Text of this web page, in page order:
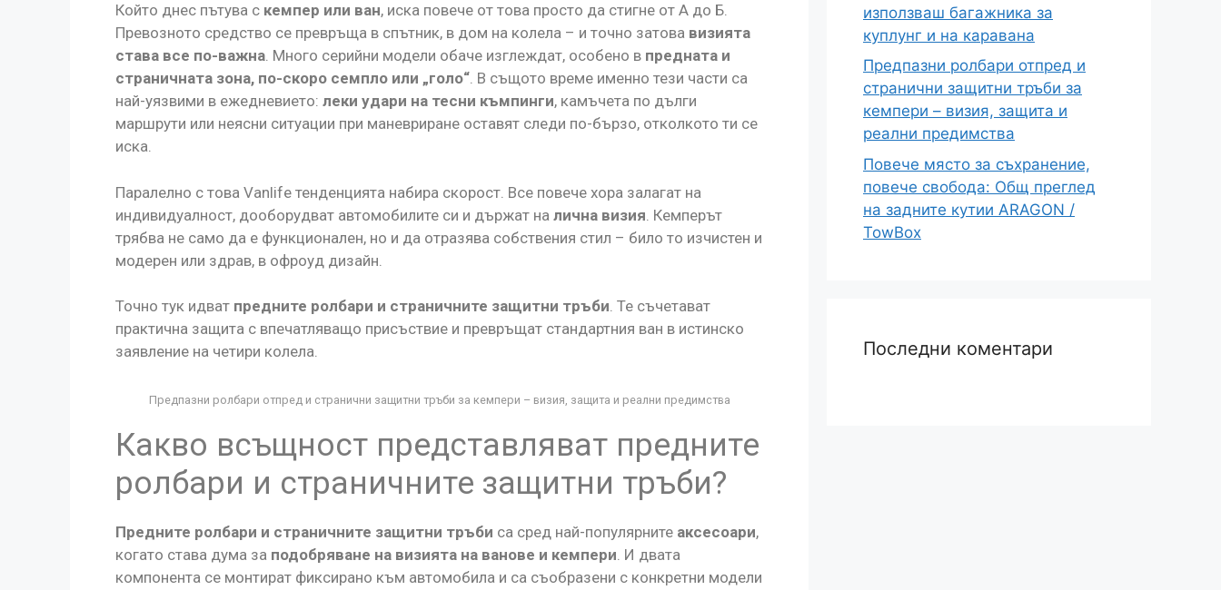
Който днес пътува с кемпер или ван, иска повече от това просто да стигне от А до Б.
Превозното средство се превръща в спътник, в дом на колела – и точно затова визията
става все по-важна. Много серийни модели обаче изглеждат, особено в предната и
страничната зона, по-скоро семпло или „голо“. В същото време именно тези части са
най-уязвими в ежедневието: леки удари на тесни къмпинги, камъчета по дълги
маршрути или неясни ситуации при маневриране оставят следи по-бързо, отколкото ти се
иска.
Паралелно с това Vanlife тенденцията набира скорост. Все повече хора залагат на
индивидуалност, дооборудват автомобилите си и държат на лична визия . Кемперът
трябва не само да е функционален, но и да отразява собствения стил – било то изчистен и
модерен или здрав, в офроуд дизайн.
Точно тук идват предните ролбари и страничните защитни тръби. Те съчетават
практична защита с впечатляващо присъствие и превръщат стандартния ван в истинско
заявление на четири колела.
Предпазни ролбари отпред и странични защитни тръби за кемпери – визия, защита и реални предимства
Какво всъщност представляват предните
ролбари и страничните защитни тръби?
Предните ролбари и страничните защитни тръби са сред най-популярните аксесоари,
когато става дума за подобряване на визията на ванове и кемпери . И двата
компонента се монтират фиксирано към автомобила и са съобразени с конкретни модели
използваш багажника за
куплунг и на каравана
Предпазни ролбари отпред и
странични защитни тръби за
кемпери – визия, защита и
реални предимства
Повече място за съхранение,
повече свобода: Общ преглед
на задните кутии ARAGON /
TowBox
Последни коментари